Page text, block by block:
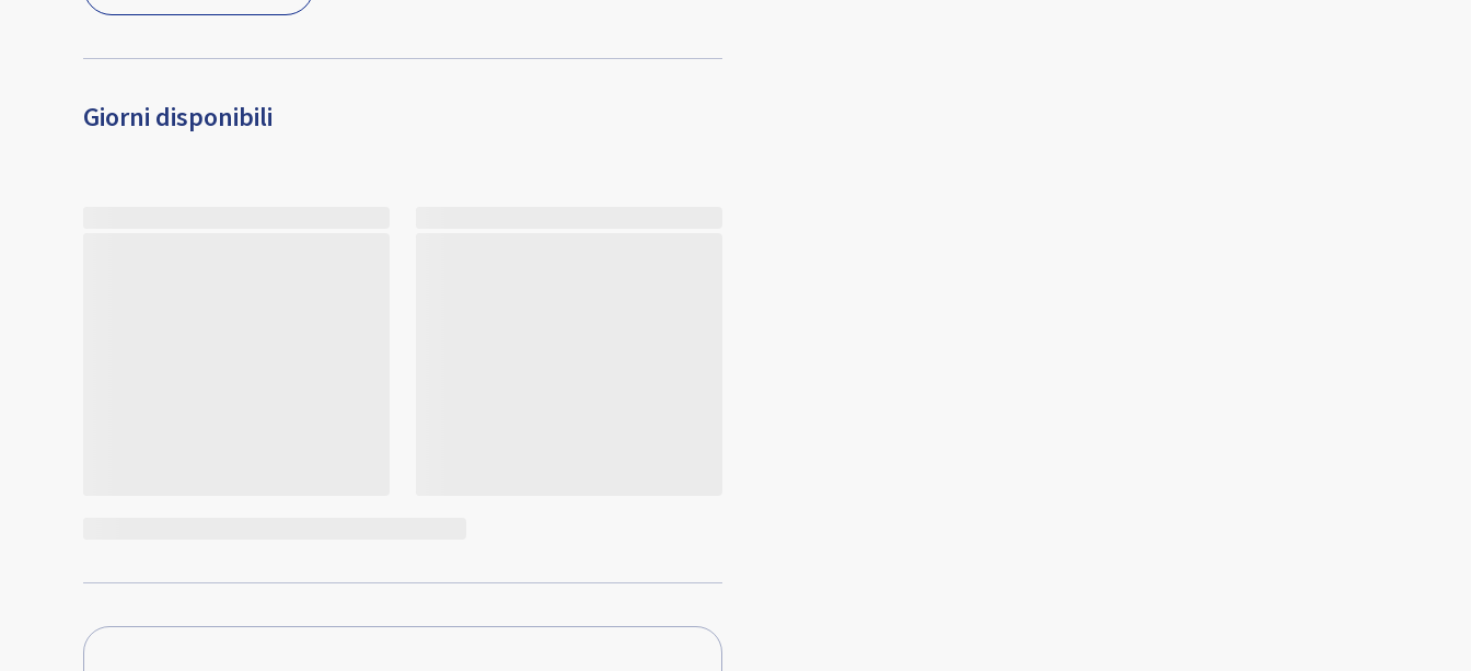
Giorni disponibili